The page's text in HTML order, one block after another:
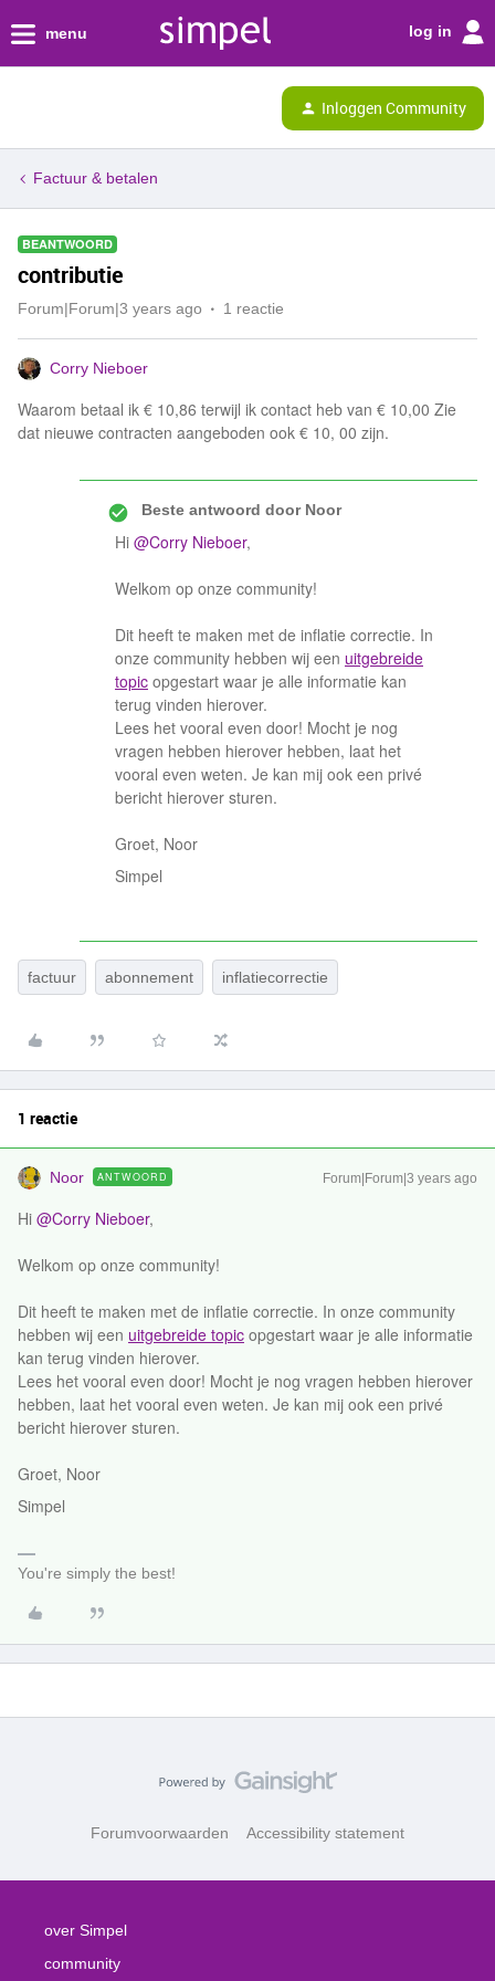
menu log in
Inloggen Community
Factuur & betalen
BEANTWOORD
contributie
Forum|Forum|3 years ago 1 reactie
Corry Nieboer
Waarom betaal ik € 10,86 terwijl ik contact heb van € 10,00 Zie
dat nieuwe contracten aangeboden ook € 10, 00 zijn.
Beste antwoord doorNoor
Hi @Corry Nieboer,
Welkom op onze community!
Dit heeft te maken met de inflatie correctie. In
onze community hebben wij een uitgebreide
topic opgestart waar je alle informatie kan
terug vinden hierover.
Lees het vooral even door! Mocht je nog
vragen hebben hierover hebben, laat het
vooral even weten. Je kan mij ook een privé
bericht hierover sturen.
Groet, Noor
Simpel
factuur abonnement inflatiecorrectie
1 reactie
Noor ANTWOORD Forum|Forum|3 years ago
Hi @Corry Nieboer,
Welkom op onze community!
Dit heeft te maken met de inflatie correctie. In onze community
hebben wij een uitgebreide topic opgestart waar je alle informatie
kan terug vinden hierover.
Lees het vooral even door! Mocht je nog vragen hebben hierover
hebben, laat het vooral even weten. Je kan mij ook een privé
bericht hierover sturen.
Groet, Noor
Simpel
You're simply the best!
Forumvoorwaarden Accessibility statement
over Simpel
community